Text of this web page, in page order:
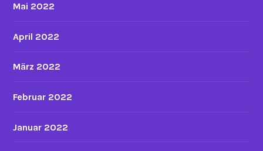
Mai 2022
April 2022
März 2022
Februar 2022
Januar 2022